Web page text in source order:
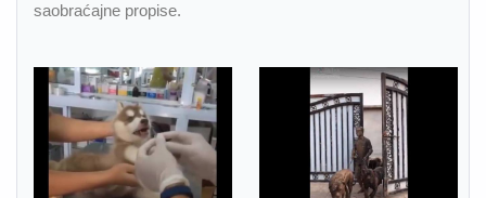
saobraćajne propise.